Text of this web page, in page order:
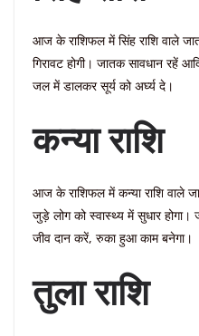
आज के राशिफल में सिंह राशि वाले
गिरावट होगी। जातक सावधान रहें
जल में डालकर सूर्य को अर्घ्य दे।
कन्या राशि
आज के राशिफल में कन्या राशि वाले
जुड़े लोग को स्वास्थ्य में सुधार
जीव दान करें, रुका हुआ काम बनेगा।
तुला राशि